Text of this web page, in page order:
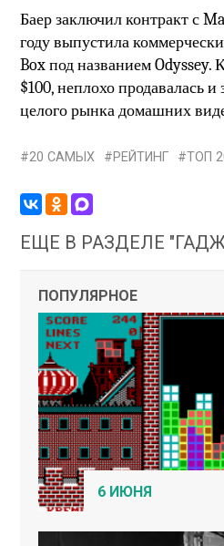
Баер заключил контракт с
году выпустила
Box под названием Odyssey.
$100, неплохо продавалась
целого рынка домашних
20 САМЫХ РЕЙТИНГ ТОП
ЕЩЕ В РАЗДЕЛЕ
ПОПУЛЯРНОЕ
6 ИЮНЯ